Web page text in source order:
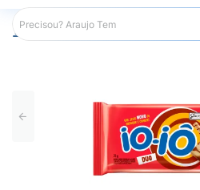
Araujo Mercado